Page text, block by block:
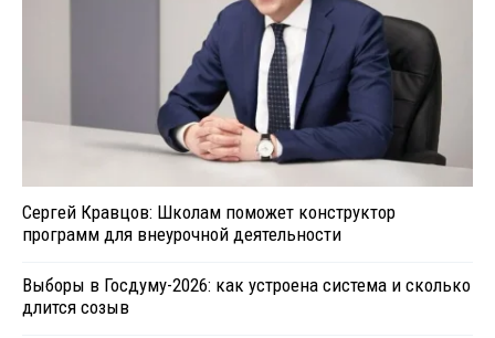
Сергей Кравцов: Школам поможет конструктор
программ для внеурочной деятельности
Выборы в Госдуму-2026: как устроена система и сколько
длится созыв